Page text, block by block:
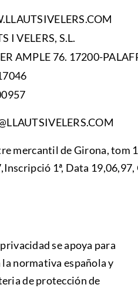
I VELERS, S.L.
AMPLE 76. 17200-
mercantil de Girona, tom
1ª, Data
se apoya para
la normativa española y
de protección de